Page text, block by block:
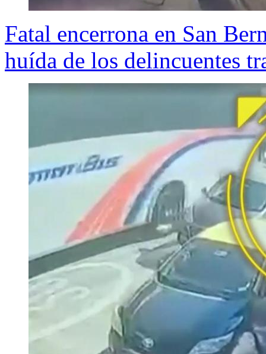
Fatal encerrona en San
huída de los delincuentes